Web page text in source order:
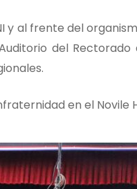
y al frente del
del
en el Novile